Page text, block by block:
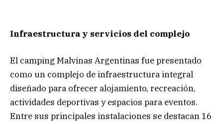
Infraestructura y servicios del complejo
El camping Malvinas Argentinas fue presentado
como un complejo de infraestructura integral
diseñado para ofrecer alojamiento, recreación,
actividades deportivas y espacios para eventos.
Entre sus principales instalaciones se destacan 16